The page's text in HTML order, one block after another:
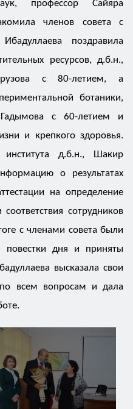
профессор Сайяра
членов совета с
поздравила
ресурсов, д.б.н.,
с 80-летием, а
ботаники,
с 60-летием и
и крепкого здоровья.
института д.б.н., Шакир
о результатах
на определение
сотрудников
с членами совета были
повестки дня и приняты
высказала свои
всем вопросам и дала